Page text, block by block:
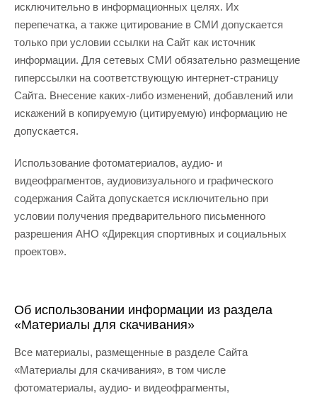
исключительно в информационных целях. Их
перепечатка, а также цитирование в СМИ допускается
только при условии ссылки на Сайт как источник
информации. Для сетевых СМИ обязательно размещение
гиперссылки на соответствующую интернет-страницу
Сайта. Внесение каких-либо изменений, добавлений или
искажений в копируемую (цитируемую) информацию не
допускается.
Использование фотоматериалов, аудио- и
видеофрагментов, аудиовизуального и графического
содержания Сайта допускается исключительно при
условии получения предварительного письменного
разрешения АНО «Дирекция спортивных и социальных
проектов».
Об использовании информации из раздела
«Материалы для скачивания»
Все материалы, размещенные в разделе Сайта
«Материалы для скачивания», в том числе
фотоматериалы, аудио- и видеофрагменты,